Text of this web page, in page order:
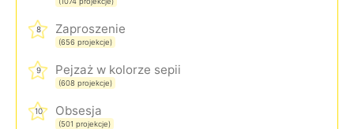
8 Zaproszenie
(656 projekcje)
9 Pejzaż w kolorze sepii
(608 projekcje)
10 Obsesja
(501 projekcje)